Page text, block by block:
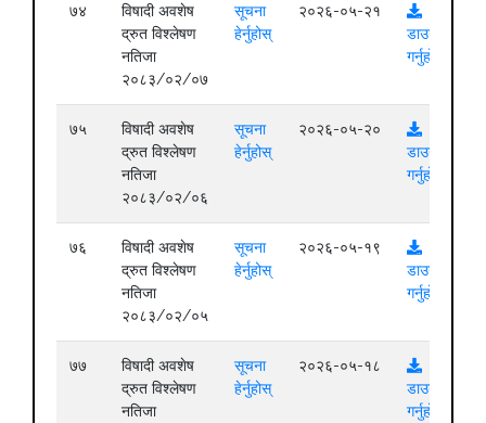
७४
विषादी अवशेष
द्रुत विश्लेषण
नतिजा
२०८३/०२/०७
सूचना
हेर्नुहोस्
२०२६-०५-२१
डाउनलोड
गर्नुहोस्
७५
विषादी अवशेष
द्रुत विश्लेषण
नतिजा
२०८३/०२/०६
सूचना
हेर्नुहोस्
२०२६-०५-२०
डाउनलोड
गर्नुहोस्
७६
विषादी अवशेष
द्रुत विश्लेषण
नतिजा
२०८३/०२/०५
सूचना
हेर्नुहोस्
२०२६-०५-१९
डाउनलोड
गर्नुहोस्
७७
विषादी अवशेष
द्रुत विश्लेषण
नतिजा
सूचना
हेर्नुहोस्
२०२६-०५-१८
डाउनलोड
गर्नुहोस्